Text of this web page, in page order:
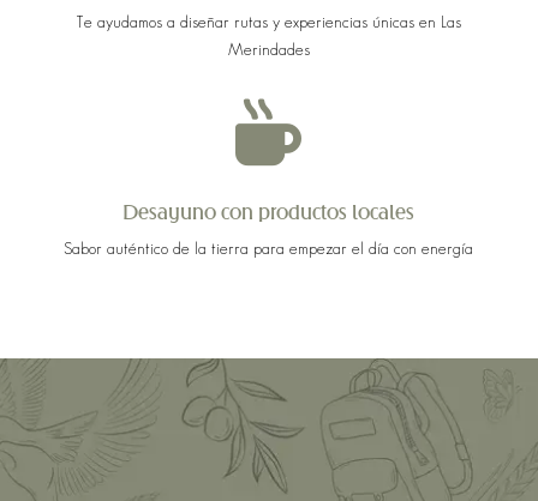
Te ayudamos a diseñar rutas y experiencias únicas en Las
Merindades

Desayuno con productos locales
Sabor auténtico de la tierra para empezar el día con energía